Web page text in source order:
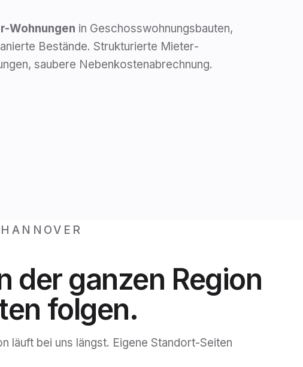
Wohnungen in Geschoss­wohnungs­bauten,
Bestände. Strukturierte Mieter­
saubere Neben­kosten­abrechnung.
der ganzen Region
folgen.
läuft bei uns längst. Eigene Standort-Seiten